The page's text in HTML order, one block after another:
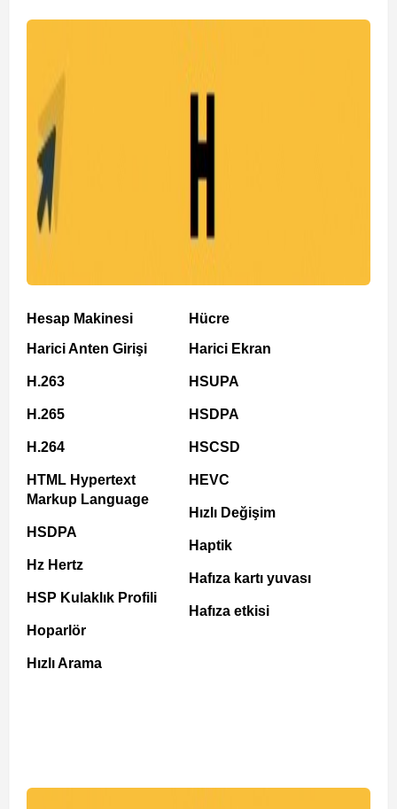
Hesap Makinesi
Harici Anten Girişi
H.263
H.265
H.264
HTML Hypertext
Markup Language
HSDPA
Hz Hertz
HSP Kulaklık Profili
Hoparlör
Hızlı Arama
Hücre
Harici Ekran
HSUPA
HSDPA
HSCSD
HEVC
Hızlı Değişim
Haptik
Hafıza kartı yuvası
Hafıza etkisi